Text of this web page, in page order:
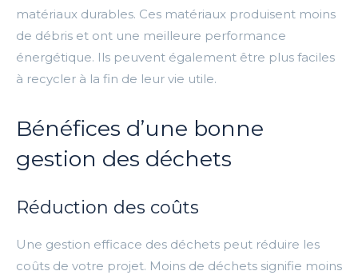
matériaux durables. Ces matériaux produisent moins
de débris et ont une meilleure performance
énergétique. Ils peuvent également être plus faciles
à recycler à la fin de leur vie utile.
Bénéfices d’une bonne
gestion des déchets
Réduction des coûts
Une gestion efficace des déchets peut réduire les
coûts de votre projet. Moins de déchets signifie moins